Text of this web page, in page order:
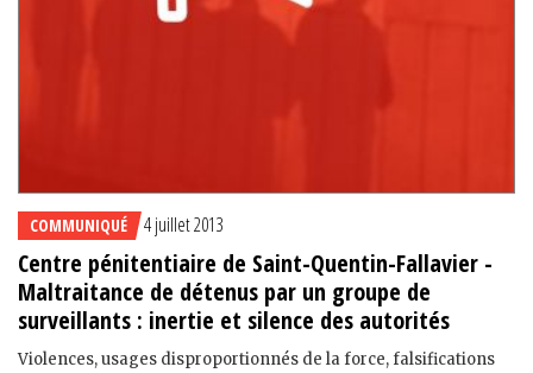
COMMUNIQUÉ 4 juillet 2013
Centre pénitentiaire de Saint-Quentin-Fallavier -
Maltraitance de détenus par un groupe de
surveillants : inertie et silence des autorités
Violences, usages disproportionnés de la force, falsifications